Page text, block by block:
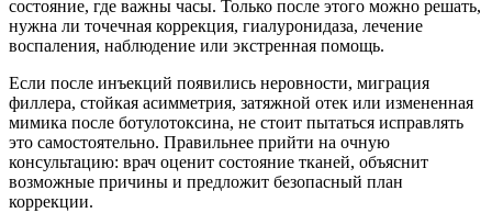
состояние, где важны часы. Только после этого можно решать,
нужна ли точечная коррекция, гиалуронидаза, лечение
воспаления, наблюдение или экстренная помощь.
Если после инъекций появились неровности, миграция
филлера, стойкая асимметрия, затяжной отек или измененная
мимика после ботулотоксина, не стоит пытаться исправлять
это самостоятельно. Правильнее прийти на очную
консультацию: врач оценит состояние тканей, объяснит
возможные причины и предложит безопасный план
коррекции.